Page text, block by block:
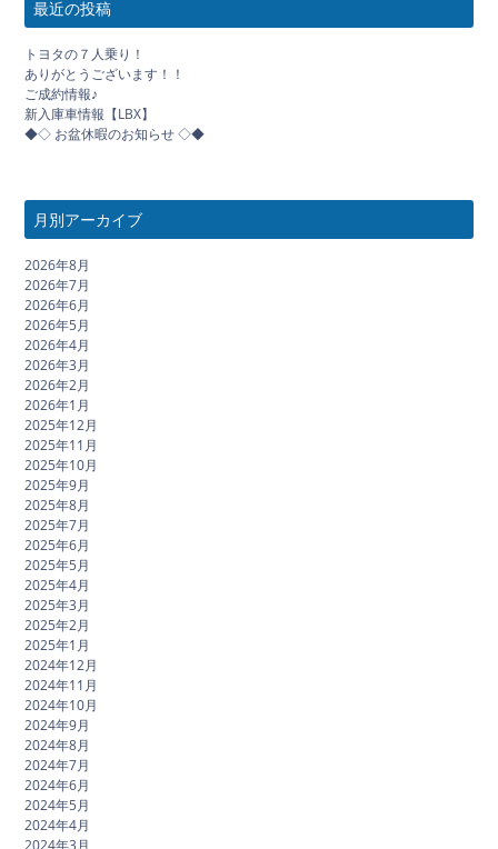
最近の投稿
トヨタの７人乗り！
ありがとうございます！！
ご成約情報♪
新入庫車情報【LBX】
◆◇ お盆休暇のお知らせ ◇◆
月別アーカイブ
2026年8月
2026年7月
2026年6月
2026年5月
2026年4月
2026年3月
2026年2月
2026年1月
2025年12月
2025年11月
2025年10月
2025年9月
2025年8月
2025年7月
2025年6月
2025年5月
2025年4月
2025年3月
2025年2月
2025年1月
2024年12月
2024年11月
2024年10月
2024年9月
2024年8月
2024年7月
2024年6月
2024年5月
2024年4月
2024年3月